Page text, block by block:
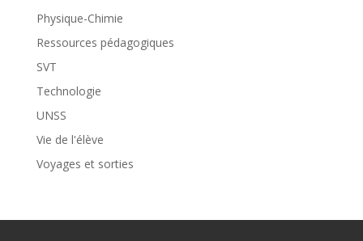
Physique-Chimie
Ressources pédagogiques
SVT
Technologie
UNSS
Vie de l'élève
Voyages et sorties